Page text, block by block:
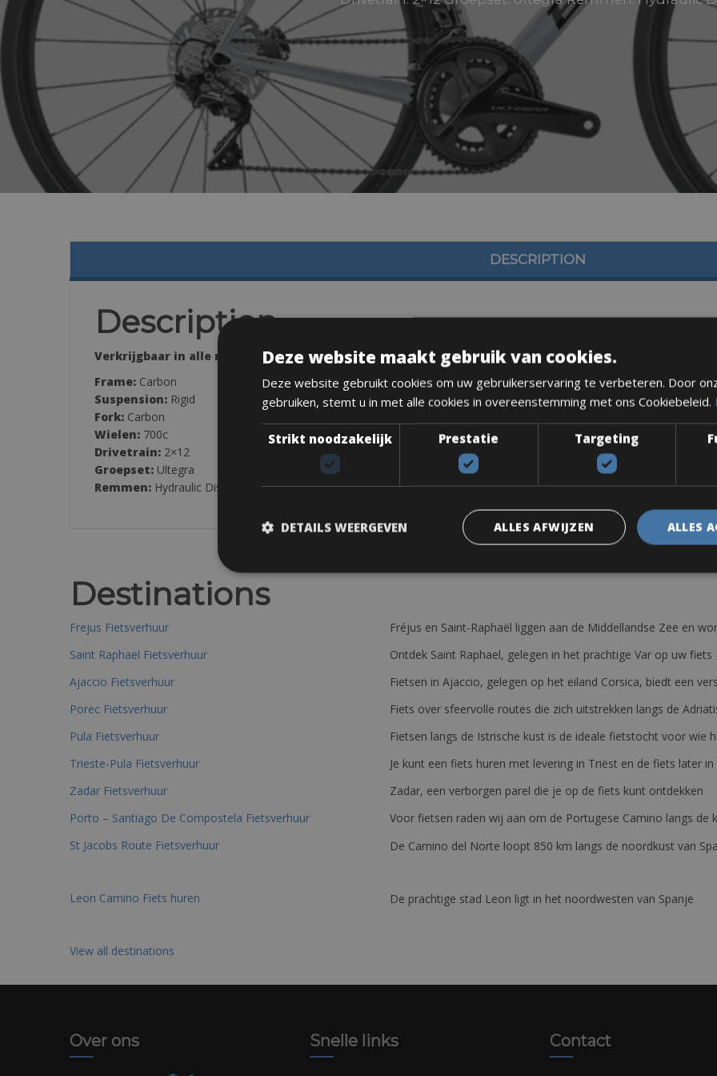
DESCRIPTION
Description
Verkrijgbaar in alle maten
Frame: Carbon
Suspension: Rigid
Fork: Carbon
Wielen: 700c
Drivetrain: 2×12
Groepset: Ultegra
Remmen: Hydraulic Disc
Destinations
Frejus Fietsverhuur
Fréjus en Saint-Raphaël liggen aan de Middellandse Zee en
Saint Raphael Fietsverhuur
Ontdek Saint Raphael, gelegen in het prachtige Var op uw fiets
Ajaccio Fietsverhuur
Fietsen in Ajaccio, gelegen op het eiland Corsica, biedt een
Porec Fietsverhuur
Fiets over sfeervolle routes die zich uitstrekken langs de
Pula Fietsverhuur
Fietsen langs de Istrische kust is de ideale fietstocht voor wie
Trieste-Pula Fietsverhuur
Je kunt een fiets huren met levering in Triëst en de fiets later
Zadar Fietsverhuur
Zadar, een verborgen parel die je op de fiets kunt ontdekken
Porto – Santiago De Compostela Fietsverhuur
Voor fietsen raden wij aan om de Portugese Camino langs de
St Jacobs Route Fietsverhuur
De Camino del Norte loopt 850 km langs de noordkust van
Leon Camino Fiets huren De prachtige stad Leon ligt in het noordwesten van Spanje
View all destinations
Over ons Snelle links Contact
Deze website maakt gebruik van cookies.
Deze website gebruikt cookies om uw gebruikerservaring te verbeteren. Door
gebruiken, stemt u in met alle cookies in overeenstemming met ons Cookiebeleid.
Strikt noodzakelijk Prestatie Targeting
ALLES
ALLES AFWIJZEN
DETAILS WEERGEVEN